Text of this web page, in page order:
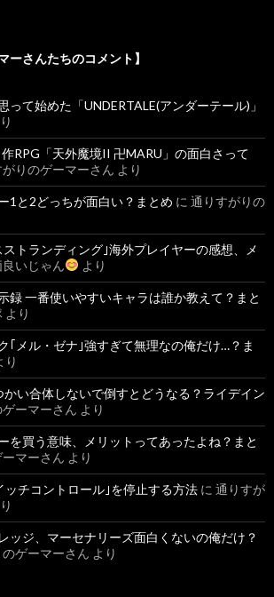
ーさんたちのコメント】
って始めた「UNDERTALE(アンダーテール)」
RPG「天外魔境II 卍MARU」の面白さって
りのゲーマーさん より
1と2どっちが面白い？まとめ に 通りすがりの
トランディング｣海外プレイヤーの感想、メ
いじゃん より
録 一番使いやすいキャラは誰か教えて？まと
より
｢メル・ゼナ｣強すぎて無理なの俺だけ…？ま
り
かい合体しないで倒すとどうなる？ライデイン
ーマーさん より
を買う意味、メリットってあったよね？まと
マーさん より
ッチコントロール｣を停止する方法 に 通りすが
ッジ、マーセナリーズ面白くないの俺だけ？
ゲーマーさん より